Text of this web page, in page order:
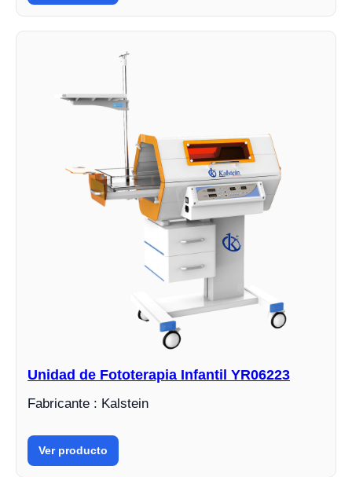
Unidad de Fototerapia Infantil YR06223
Fabricante : Kalstein
Ver producto